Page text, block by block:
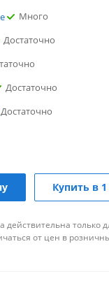
Много
Достаточно
Достаточно
Достаточно
Мало
Купить в
действительна только
от цен в